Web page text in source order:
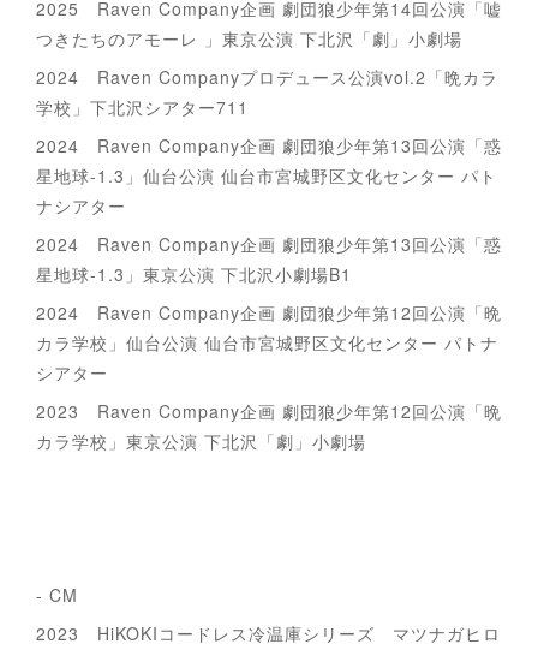
2025 Raven Company企画 劇団狼少年第14回公演「嘘
つきたちのアモーレ 」東京公演 下北沢「劇」小劇場
2024 Raven Companyプロデュース公演vol.2「晩カラ
学校」下北沢シアター711
2024 Raven Company企画 劇団狼少年第13回公演「惑
星地球-1.3」仙台公演 仙台市宮城野区文化センター パト
ナシアター
2024 Raven Company企画 劇団狼少年第13回公演「惑
星地球-1.3」東京公演 下北沢小劇場B1
2024 Raven Company企画 劇団狼少年第12回公演「晩
カラ学校」仙台公演 仙台市宮城野区文化センター パトナ
シアター
2023 Raven Company企画 劇団狼少年第12回公演「晩
カラ学校」東京公演 下北沢「劇」小劇場
- CM
2023 HiKOKIコードレス冷温庫シリーズ マツナガヒロ